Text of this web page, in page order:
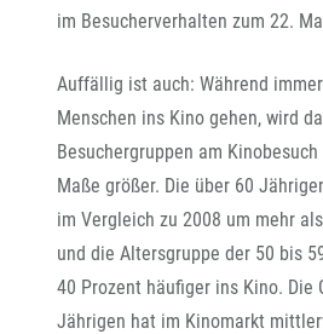
im Besucherverhalten zum 22.
Auffällig ist auch: Während
Menschen ins Kino gehen, wird
Besuchergruppen am
Maße größer. Die über 60
im Vergleich zu 2008 um mehr
und die Altersgruppe der 50 bis
40 Prozent häufiger ins Kino. Die
Jährigen hat im Kinomarkt